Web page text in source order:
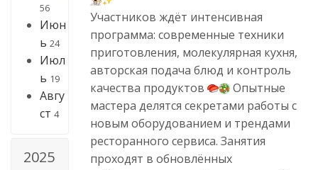
56
Июн
ь 24
Июл
ь 19
Авгу
ст 4
2025
Участников ждёт интенсивная
программа: современные техники
приготовления, молекулярная кухня,
авторская подача блюд и контроль
качества продуктов
Опытные
мастера делятся секретами работы с
новым оборудованием и трендами
ресторанного сервиса. Занятия
проходят в обновлённых